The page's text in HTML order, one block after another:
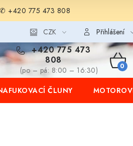
✆ +420 775 473 808
CZK Přihlášení
+420 775 473
808
(po – pá: 8:00 – 16:30)
ČLUNY